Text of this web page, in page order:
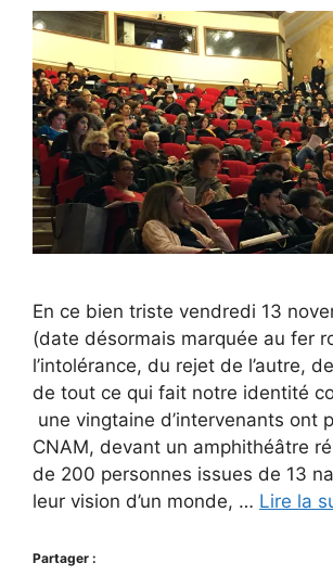
En ce bien triste vendredi 13
(date désormais marquée au fer
l’intolérance, du rejet de l’autre,
de tout ce qui fait notre identité
une vingtaine d’intervenants ont
CNAM, devant un amphithéâtre
de 200 personnes issues de 13
leur vision d’un monde, … Lire la
Partager :